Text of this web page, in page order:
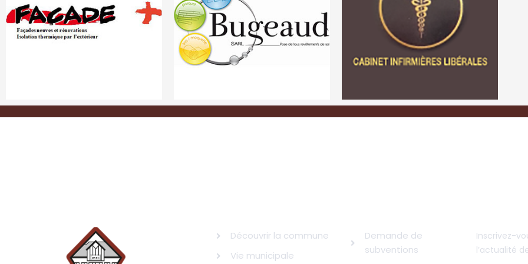
Découvrir la commune
Vie municipale
Demande de
subventions
Inscrivez-
l’actualité